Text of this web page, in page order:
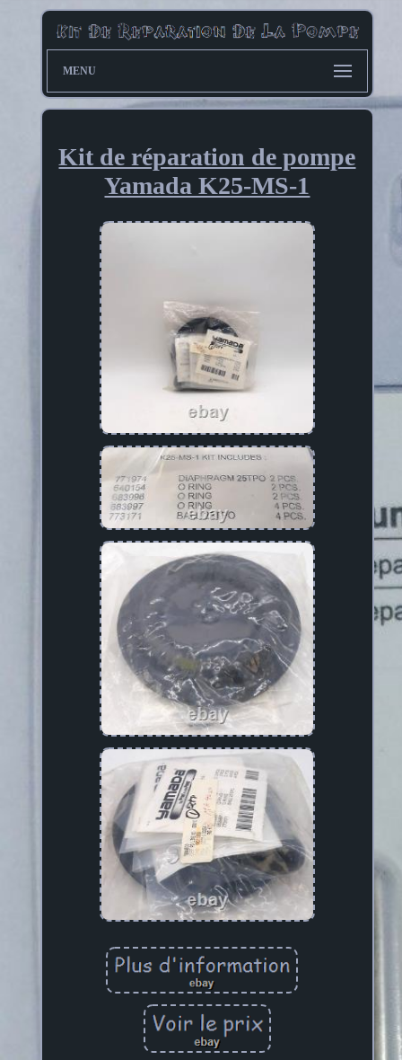
MENU
Kit de réparation de pompe
Yamada K25-MS-1